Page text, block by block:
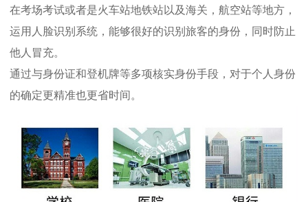
在考场考试或者是火车站地铁站以及海关，航空站等地方，
运用人脸识别系统，能够很好的识别旅客的身份，同时防止
他人冒充。
通过与身份证和登机牌等多项核实身份手段，对于个人身份
的确定更精准也更省时间。